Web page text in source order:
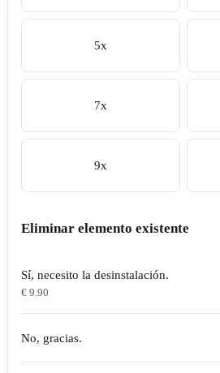
5x
7x
9x
Eliminar elemento existente
Sí, necesito la desinstalación.
€ 9.90
No, gracias.